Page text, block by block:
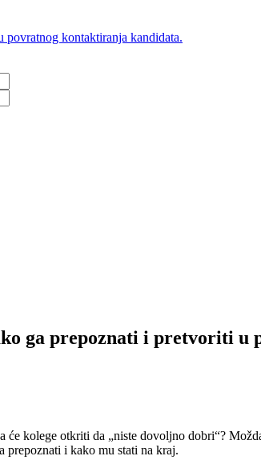
povratnog kontaktiranja kandidata.
ga prepoznati i pretvoriti u
će kolege otkriti da „niste dovoljno dobri“?
prepoznati i kako mu stati na kraj.